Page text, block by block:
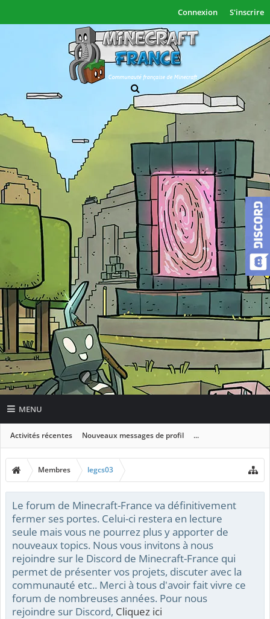
Connexion S'inscrire
MENU
Activités récentes Nouveaux messages de profil ...
Membres legcs03
Le forum de Minecraft-France va définitivement
fermer ses portes. Celui-ci restera en lecture
seule mais vous ne pourrez plus y apporter de
nouveaux topics. Nous vous invitons à nous
rejoindre sur le Discord de Minecraft-France qui
permet de présenter vos projets, discuter avec la
communauté etc.. Merci à tous d'avoir fait vivre ce
forum de nombreuses années. Pour nous
rejoindre sur Discord, Cliquez ici